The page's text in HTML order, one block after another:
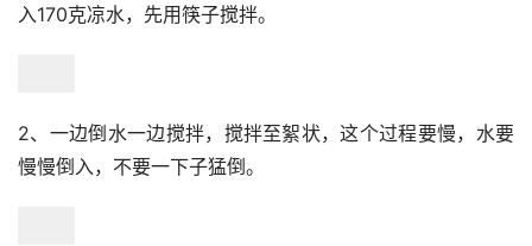
入170克凉水，先用筷子搅拌。
2、一边倒水一边搅拌，搅拌至絮状，这个过程要慢，水要
慢慢倒入，不要一下子猛倒。